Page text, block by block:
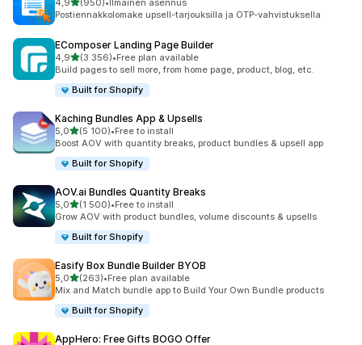
4,9 (950)
950 arvostelua yhteensä
•Ilmainen asennus
Postiennakkolomake upsell-tarjouksilla ja OTP-vahvistuksella
EComposer Landing Page Builder
4,9/ 5 tähteä
(3 356)
3356 arvostelua yhteensä
•Free plan available
Build pages to sell more, from home page, product, blog, etc.
Built for Shopify
Kaching Bundles App & Upsells
5,0/ 5 tähteä
(5 100)
5100 arvostelua yhteensä
•Free to install
Boost AOV with quantity breaks, product bundles & upsell app
Built for Shopify
AOV.ai Bundles Quantity Breaks
5,0/ 5 tähteä
(1 500)
1500 arvostelua yhteensä
•Free to install
Grow AOV with product bundles, volume discounts & upsells
Built for Shopify
Easify Box Bundle Builder BYOB
5,0/ 5 tähteä
(263)
263 arvostelua yhteensä
•Free plan available
Mix and Match bundle app to Build Your Own Bundle products
Built for Shopify
AppHero: Free Gifts BOGO Offer